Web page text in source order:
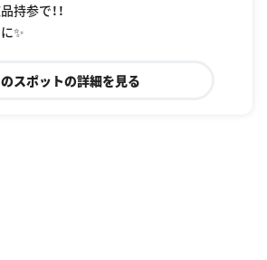
参で！！
✨
スポットの詳細を見る